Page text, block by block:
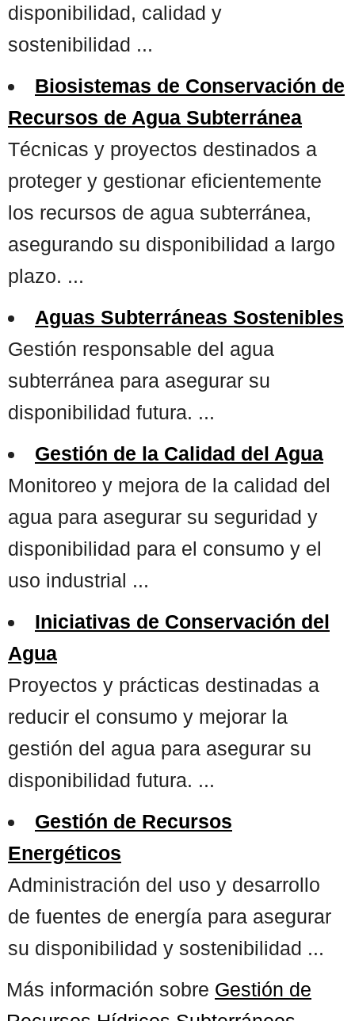
disponibilidad, calidad y
sostenibilidad ...
Biosistemas de Conservación de
Recursos de Agua Subterránea
Técnicas y proyectos destinados a
proteger y gestionar eficientemente
los recursos de agua subterránea,
asegurando su disponibilidad a largo
plazo. ...
Aguas Subterráneas Sostenibles
Gestión responsable del agua
subterránea para asegurar su
disponibilidad futura. ...
Gestión de la Calidad del Agua
Monitoreo y mejora de la calidad del
agua para asegurar su seguridad y
disponibilidad para el consumo y el
uso industrial ...
Iniciativas de Conservación del
Agua
Proyectos y prácticas destinadas a
reducir el consumo y mejorar la
gestión del agua para asegurar su
disponibilidad futura. ...
Gestión de Recursos
Energéticos
Administración del uso y desarrollo
de fuentes de energía para asegurar
su disponibilidad y sostenibilidad ...
Más información sobre Gestión de